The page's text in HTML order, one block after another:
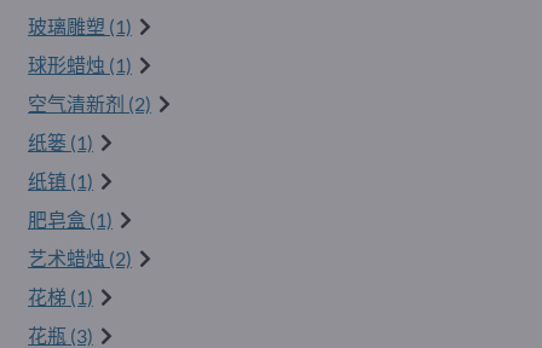
玻璃雕塑 (1)
球形蜡烛 (1)
空气清新剂 (2)
纸篓 (1)
纸镇 (1)
肥皂盒 (1)
艺术蜡烛 (2)
花梯 (1)
花瓶 (3)